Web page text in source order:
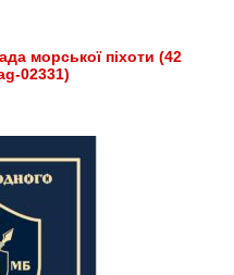
морської піхоти (42
02331)